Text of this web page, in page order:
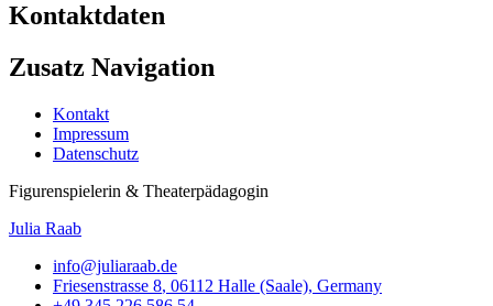
Kontaktdaten
Zusatz Navigation
Kontakt
Impressum
Datenschutz
Figurenspielerin & Theaterpädagogin
Julia Raab
info@juliaraab.de
Friesenstrasse 8, 06112 Halle (Saale), Germany